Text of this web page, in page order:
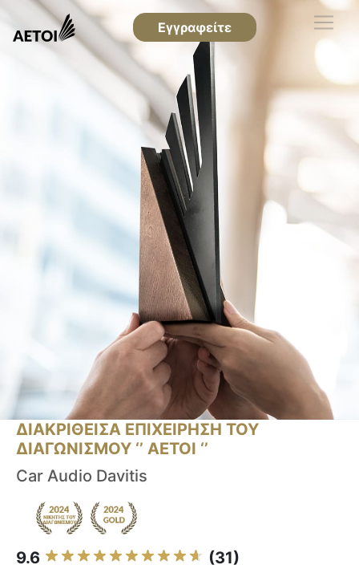
Εγγραφείτε
ΔΙΑΚΡΙΘΕΙΣΑ ΕΠΙΧΕΙΡΗΣΗ ΤΟΥ
ΔΙΑΓΩΝΙΣΜΟΥ ‘’ ΑΕΤΟΙ ‘’
Car Audio Davitis
9.6 (31)